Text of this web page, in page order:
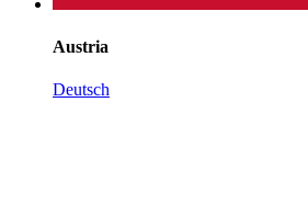
Austria
Deutsch